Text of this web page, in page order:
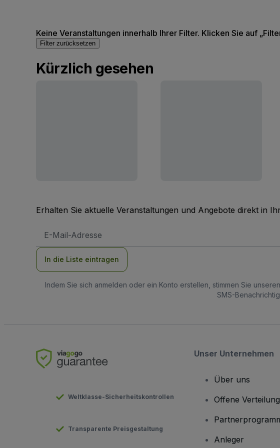
Keine Veranstaltungen innerhalb Ihrer Filter. Klicken Sie auf
Filter zurücksetzen
Kürzlich gesehen
Erhalten Sie aktuelle Veranstaltungen und Angebote direkt in
Mail-
In die Liste eintragen
Indem Sie sich anmelden oder ein Konto erstellen, stimmen Sie unseren
SMS-
Weltklasse-Sicherheitskontrollen
Transparente Preisgestaltung
Unser Unternehmen
Über uns
Offene Verteilung
Anleger